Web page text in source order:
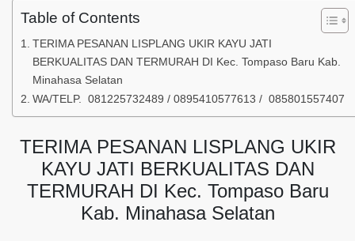
Table of Contents
TERIMA PESANAN LISPLANG UKIR KAYU JATI
BERKUALITAS DAN TERMURAH DI Kec. Tompaso Baru Kab.
Minahasa Selatan
WA/TELP. 081225732489 / 0895410577613 / 085801557407
TERIMA PESANAN LISPLANG UKIR
KAYU JATI BERKUALITAS DAN
TERMURAH DI Kec. Tompaso Baru
Kab. Minahasa Selatan